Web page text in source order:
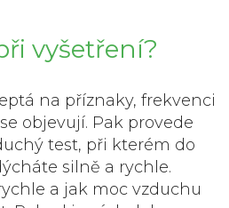
vyšetření?
na příznaky, frekvenci
objevují. Pak provede
test, při kterém do
silně a rychle.
a jak moc vzduchu